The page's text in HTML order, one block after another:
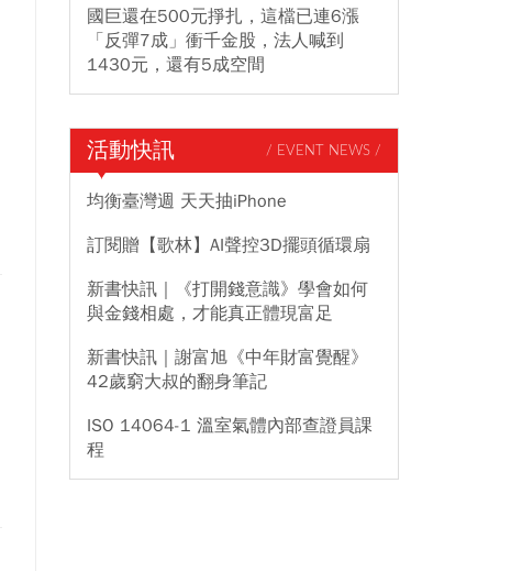
國巨還在500元掙扎，這檔已連6漲
「反彈7成」衝千金股，法人喊到
1430元，還有5成空間
活動快訊 / EVENT NEWS /
均衡臺灣週 天天抽iPhone
訂閱贈【歌林】AI聲控3D擺頭循環扇
新書快訊｜《打開錢意識》學會如何
與金錢相處，才能真正體現富足
新書快訊｜謝富旭《中年財富覺醒》
42歲窮大叔的翻身筆記
ISO 14064-1 溫室氣體內部查證員課
程